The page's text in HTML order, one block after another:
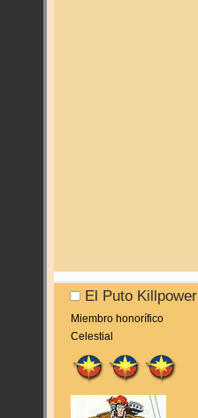
El Puto Killpower
Miembro honorífico
Celestial